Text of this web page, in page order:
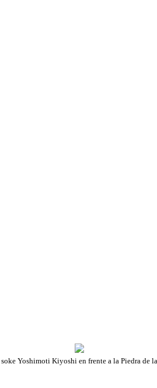
Yoshimoti Kiyoshi en frente a la Piedra de